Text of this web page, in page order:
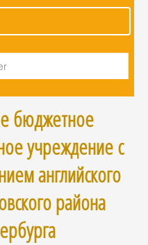
бюджетное
учреждение с
английского
района